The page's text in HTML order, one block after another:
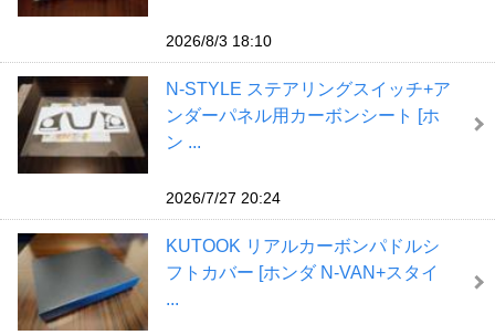
2026/8/3 18:10
N-STYLE ステアリングスイッチ+ア
ンダーパネル用カーボンシート [ホ
ン ...
2026/7/27 20:24
KUTOOK リアルカーボンパドルシ
フトカバー [ホンダ N-VAN+スタイ
...